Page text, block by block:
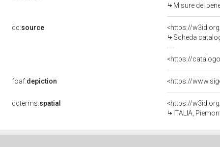
Misure del
dc:source
<https://
Scheda
<https://
foaf:depiction
dcterms:spatial
<https://
ITALIA,